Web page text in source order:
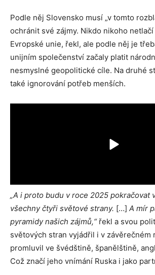
Podle něj Slovensko musí „v tomto
ochránit své zájmy. Nikdo nikoho
Evropské unie, řekl, ale podle něj je
unijním společenství začaly platit
nesmyslné geopolitické cíle. Na druhé
také ignorování potřeb menších.
„A i proto budu v roce 2025 pokračovat
všechny čtyři světové strany. […] A mír
pyramidy našich zájmů,“řekl a svou
světových stran vyjádřil i v závěrečném
promluvil ve švédštině, španělštině,
Což značí jeho vnímání Ruska i jako